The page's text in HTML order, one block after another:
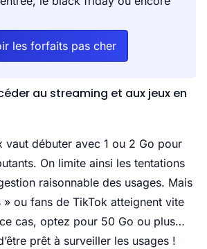
les forfaits pas cher
au streaming et aux jeux en
vaut débuter avec 1 ou 2 Go pour
On limite ainsi les tentations
raisonnable des usages. Mais
» ou fans de TikTok atteignent vite
cas, optez pour 50 Go ou plus…
prêt à surveiller les usages !